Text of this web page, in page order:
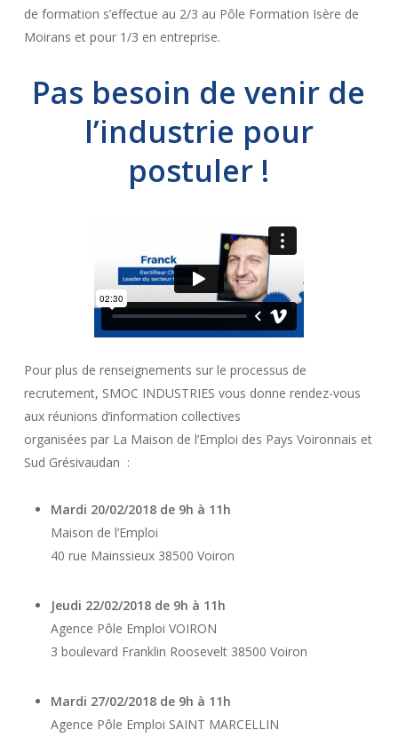
de formation s’effectue au 2/3 au Pôle Formation Isère de
Moirans et pour 1/3 en entreprise.
Pas besoin de venir de
l’industrie pour
postuler !
Pour plus de renseignements sur le processus de
recrutement, SMOC INDUSTRIES vous donne rendez-vous
aux réunions d’information collectives
organisées par La Maison de l’Emploi des Pays Voironnais et
Sud Grésivaudan :
Mardi 20/02/2018 de 9h à 11h
Maison de l’Emploi
40 rue Mainssieux 38500 Voiron
Jeudi 22/02/2018 de 9h à 11h
Agence Pôle Emploi VOIRON
3 boulevard Franklin Roosevelt 38500 Voiron
Mardi 27/02/2018 de 9h à 11h
Agence Pôle Emploi SAINT MARCELLIN